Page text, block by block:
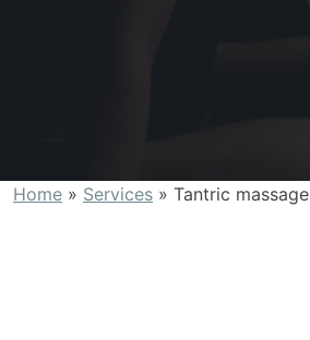
Home » Services » Tantric massage